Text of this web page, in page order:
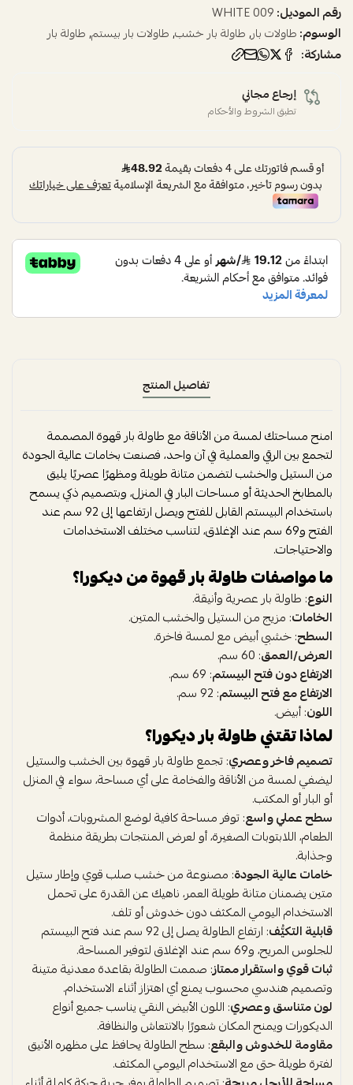
رقم الموديل:009 WHITE
الوسوم:طاولات بار,طاولة بار خشب,طاولات بار بيستم,طاولة بار
مشاركة:
إرجاع مجاني
تطبق الشروط والأحكام
تفاصيل المنتج
امنح مساحتك لمسة من الأناقة مع طاولة بار قهوة المصممة
لتجمع بين الرقي والعملية في آن واحد، فصنعت بخامات عالية الجودة
من الستيل والخشب لتضمن متانة طويلة ومظهرًا عصريًا يليق
بالمطابخ الحديثة أو مساحات البار في المنزل، وبتصميم ذكي يسمح
باستخدام البيستم القابل للفتح ويصل ارتفاعها إلى 92 سم عند
الفتح و69 سم عند الإغلاق، لتناسب مختلف الاستخدامات
والاحتياجات.
ما مواصفات طاولة بار قهوة من ديكورا؟
النوع: طاولة بار عصرية وأنيقة.
الخامات: مزيج من الستيل والخشب المتين.
السطح: خشبي أبيض مع لمسة فاخرة.
العرض/العمق: 60 سم.
الارتفاع دون فتح البيستم: 69 سم.
الارتفاع مع فتح البيستم: 92 سم.
اللون: أبيض.
لماذا تقتني طاولة بار ديكورا؟
تصميم فاخر وعصري: تجمع طاولة بار قهوة بين الخشب والستيل
ليضفي لمسة من الأناقة والفخامة على أي مساحة، سواء في المنزل
أو البار أو المكتب.
سطح عملي واسع: توفر مساحة كافية لوضع المشروبات، أدوات
الطعام، اللابتوبات الصغيرة، أو لعرض المنتجات بطريقة منظمة
وجذابة.
خامات عالية الجودة: مصنوعة من خشب صلب قوي وإطار ستيل
متين يضمنان متانة طويلة العمر، ناهيك عن القدرة على تحمل
الاستخدام اليومي المكثف دون خدوش أو تلف.
قابلية التكيُّف
: ارتفاع الطاولة يصل إلى 92 سم عند فتح البيستم
للجلوس المريح، و69 سم عند الإغلاق لتوفير المساحة.
ثبات قوي واستقرار ممتاز: صممت الطاولة بقاعدة معدنية متينة
وتصميم هندسي محسوب يمنع أي اهتزاز أثناء الاستخدام.
لون متناسق وعصري: اللون الأبيض النقي يناسب جميع أنواع
الديكورات ويمنح المكان شعورًا بالانتعاش والنظافة.
مقاومة للخدوش والبقع: سطح الطاولة يحافظ على مظهره الأنيق
لفترة طويلة حتى مع الاستخدام اليومي المكثف.